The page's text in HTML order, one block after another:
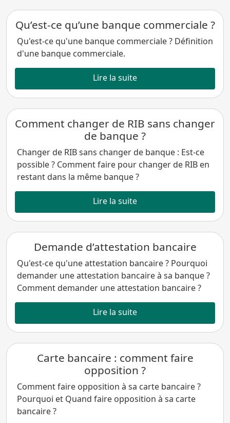
Qu’est-ce qu’une banque commerciale ?
Qu'est-ce qu'une banque commerciale ? Définition
d'une banque commerciale.
Lire la suite
Comment changer de RIB sans changer
de banque ?
Changer de RIB sans changer de banque : Est-ce
possible ? Comment faire pour changer de RIB en
restant dans la même banque ?
Lire la suite
Demande d’attestation bancaire
Qu'est-ce qu'une attestation bancaire ? Pourquoi
demander une attestation bancaire à sa banque ?
Comment demander une attestation bancaire ?
Lire la suite
Carte bancaire : comment faire
opposition ?
Comment faire opposition à sa carte bancaire ?
Pourquoi et Quand faire opposition à sa carte
bancaire ?